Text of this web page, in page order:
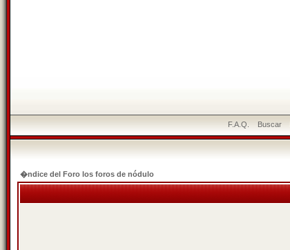
F.A.Q. Buscar
�ndice del Foro los foros de nódulo